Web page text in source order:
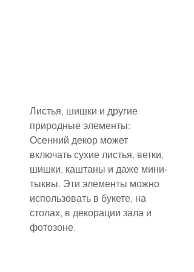
Листья, шишки и другие
природные элементы:
Осенний декор может
включать сухие листья, ветки,
шишки, каштаны и даже мини-
тыквы. Эти элементы можно
использовать в букете, на
столах, в декорации зала и
фотозоне.